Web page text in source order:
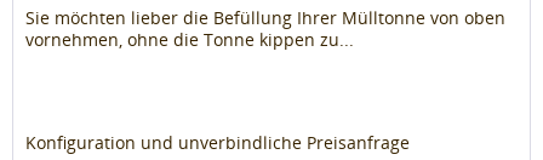
Sie möchten lieber die Befüllung Ihrer Mülltonne von oben
vornehmen, ohne die Tonne kippen zu...
Konfiguration und unverbindliche Preisanfrage